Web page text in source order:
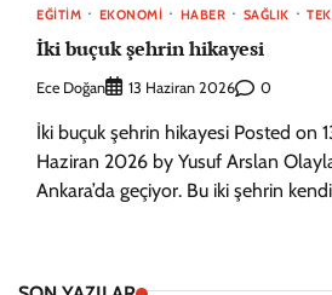
EĞITIM EKONOMI HABER SAĞLIK
İki buçuk şehrin hikayesi
Ece Doğan 13 Haziran 2026 0
İki buçuk şehrin hikayesi Posted on
Haziran 2026 by Yusuf Arslan
Ankara’da geçiyor. Bu iki şehrin